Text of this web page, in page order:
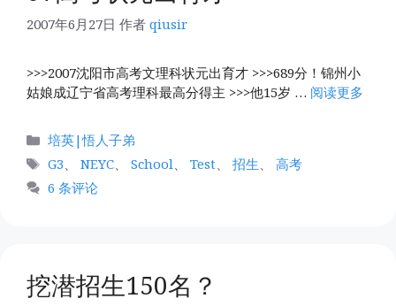
2007年6月27日 作者 qiusir
>>>2007沈阳市高考文理科状元出育才 >>>689分！锦州小
姑娘成辽宁省高考理科最高分得主 >>>他15岁 … 阅读更多
分
类
培英|悟人子弟
标
签
G3、 NEYC、 School、 Test、 招生、 高考
6 条评论
挖潜招生150名？